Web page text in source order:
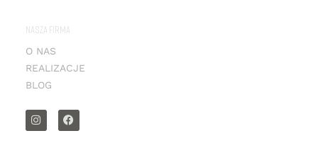
NASZA FIRMA
O NAS
REALIZACJE
BLOG